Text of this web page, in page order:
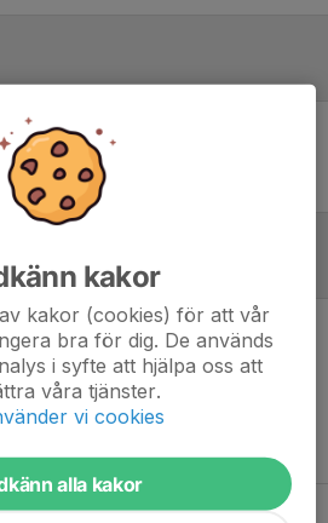
uppställning ifylld
referat skrivet
kakor
kakor (cookies) för att vår
bra för dig. De används
i syfte att hjälpa oss att
våra tjänster.
vi cookies
alla kakor